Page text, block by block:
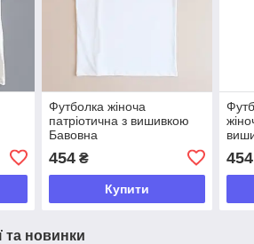
Футболка жіноча
патріотична з вишивкою
Бавовна
454₴
Купити
454
та новинки